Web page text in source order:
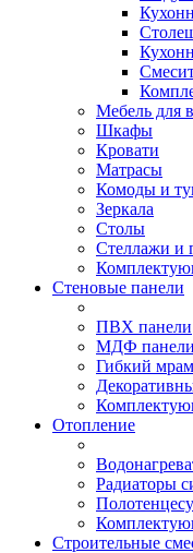
Мебель для
Шкафы
Кровати
Матрасы
Комоды и
Зеркала
Столы
Стеллажи и
Стеновые панели
ПВХ панели
МДФ панели
Гибкий
Отопление
Радиаторы
Строительные